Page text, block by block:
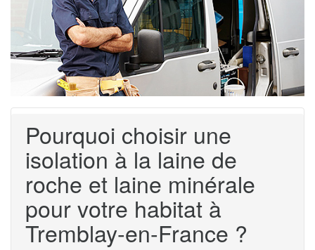
Pourquoi choisir une
isolation à la laine de
roche et laine minérale
pour votre habitat à
Tremblay-en-France ?